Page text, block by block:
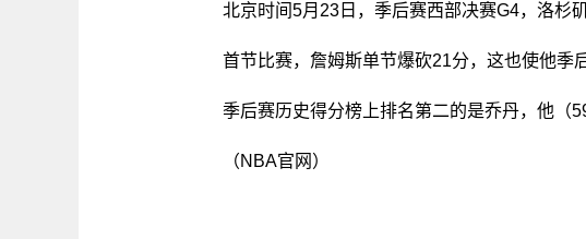
北京时间5月23日，季后赛西部决赛G4，洛杉
首节比赛，詹姆斯单节爆砍21分，这也使他季
季后赛历史得分榜上排名第二的是乔丹，他（
（NBA官网）